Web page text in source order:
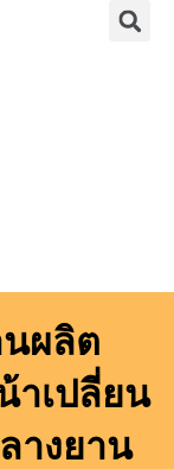
นผลิต
าเปลี่ยน
างยาน